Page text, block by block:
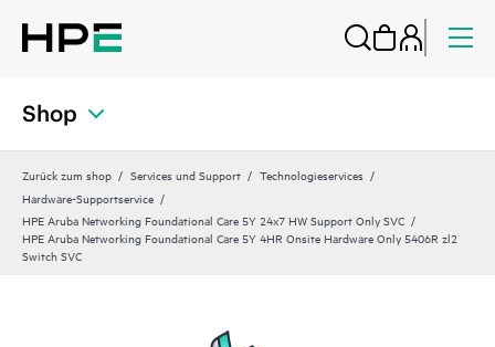
Shop
Zurück zum shop Services und Support
Technologieservices
Hardware-Supportservice
HPE Aruba Networking Foundational Care 5Y 24x7 HW Support Only SVC
HPE Aruba Networking Foundational Care 5Y 4HR Onsite Hardware Only 5406R zl2
Switch SVC